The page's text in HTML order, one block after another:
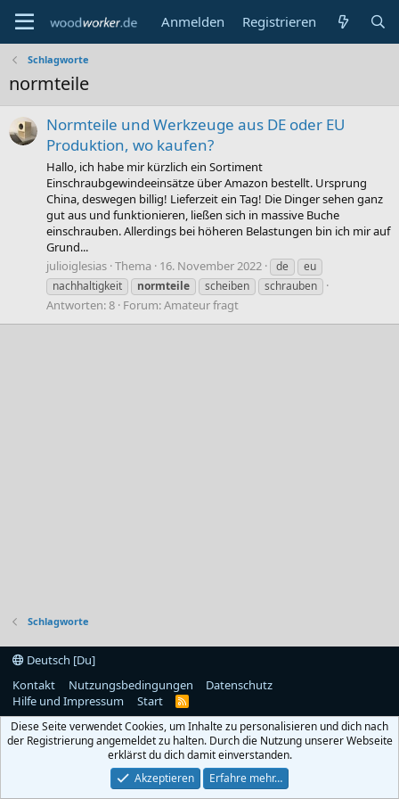
Anmelden Registrieren
Schlagworte
normteile
Normteile und Werkzeuge aus DE oder EU
Produktion, wo kaufen?
Hallo, ich habe mir kürzlich ein Sortiment
Einschraubgewindeeinsätze über Amazon bestellt. Ursprung
China, deswegen billig! Lieferzeit ein Tag! Die Dinger sehen ganz
gut aus und funktionieren, ließen sich in massive Buche
einschrauben. Allerdings bei höheren Belastungen bin ich mir auf
Grund...
julioiglesias Thema 16. November 2022 de
eu
nachhaltigkeit
normteile scheiben schrauben
Antworten: 8 Forum:Amateur fragt
Schlagworte
Deutsch [Du]
Kontakt
Nutzungsbedingungen
Datenschutz
Hilfe und Impressum
Start
R
S
Diese Seite verwendet Cookies, um Inhalte zu personalisieren und dich nach
der Registrierung angemeldet zu halten. Durch die Nutzung unserer Webseite
erklärst du dich damit einverstanden.
Akzeptieren
Erfahre mehr…